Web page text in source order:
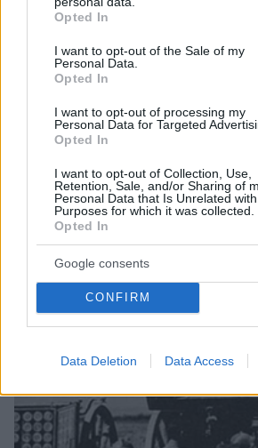
grant or deny consent to Google and its
use your data for below specified
consent section.
Opted In
I want to opt-out of the Sale of my
Personal Data.
Opted In
I want to opt-out of processing my
Personal Data for Targeted
Opted In
I want to opt-out of Collection, Use,
Retention, Sale, and/or Sharing of
Personal Data that Is Unrelated
Purposes for which it was collected.
Opted In
Google consents
CONFIRM
Data Deletion Data Access
Συνέντευξη ποταμός του
πατέρας μου έχει μεταστάσεις
λίτρα βότκα τη μέρα, κάπνιζα
08.08.2026, 14:25